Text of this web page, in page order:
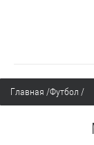
Главная /Футбол /